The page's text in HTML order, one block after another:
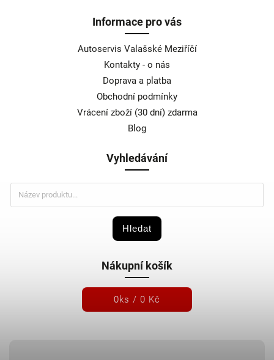
Informace pro vás
Autoservis Valašské Meziříčí
Kontakty - o nás
Doprava a platba
Obchodní podmínky
Vrácení zboží (30 dní) zdarma
Blog
Vyhledávání
Hledat
Nákupní košík
0ks / 0 Kč